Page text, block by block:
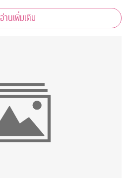
อ่านเพิ่มเติม